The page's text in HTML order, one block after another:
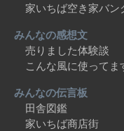
家いちば空き家バン
みんなの感想文
売りました体験談
こんな風に使ってま
みんなの伝言板
田舎図鑑
家いちば商店街